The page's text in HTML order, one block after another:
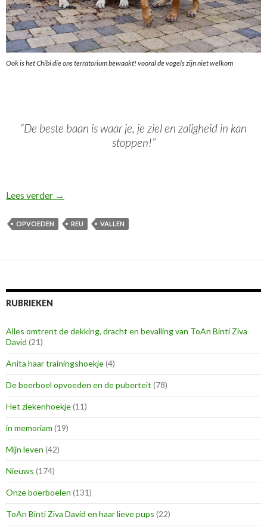
Ook is het Chibi die ons terratorium bewaakt! vooral de vogels zijn niet welkom
“De beste baan is waar je, je ziel en zaligheid in kan
stoppen!”
Lees verder We hebben een heuse reu!
→
OPVOEDEN REU VALLEN
RUBRIEKEN
Alles omtrent de dekking, dracht en bevalling van ToAn Binti Ziva
David (21)
Anita haar trainingshoekje(4)
De boerboel opvoeden en de puberteit (78)
Het ziekenhoekje(11)
in memoriam (19)
Mijn leven (42)
Nieuws (174)
Onze boerboelen (131)
ToAn Binti Ziva David en haar lieve pups (22)